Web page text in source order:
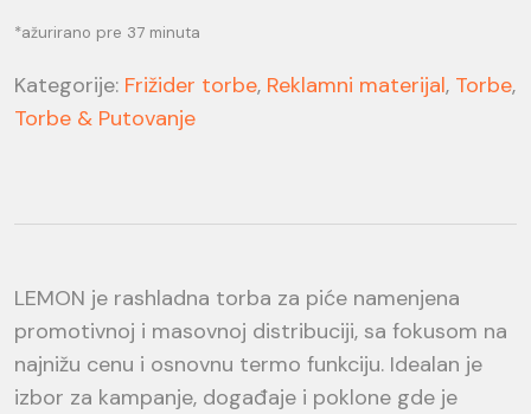
*ažurirano pre 37 minuta
Kategorije: Frižider torbe, Reklamni materijal, Torbe,
Torbe & Putovanje
LEMON je rashladna torba za piće namenjena
promotivnoj i masovnoj distribuciji, sa fokusom na
najnižu cenu i osnovnu termo funkciju. Idealan je
izbor za kampanje, događaje i poklone gde je